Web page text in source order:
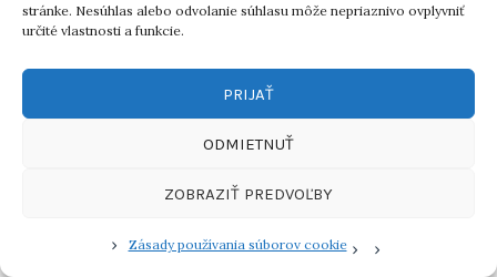
stránke. Nesúhlas alebo odvolanie súhlasu môže nepriaznivo ovplyvniť
určité vlastnosti a funkcie.
PRIJAŤ
ODMIETNUŤ
ZOBRAZIŤ PREDVOĽBY
Zásady používania súborov cookie